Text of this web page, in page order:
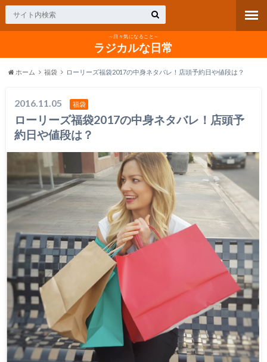
～日々気になること～
ラジカルな日常
ホーム 福袋 ローリーズ福袋2017の中身ネタバレ！店頭予約日や値段は？
2016.11.05 福袋
ローリーズ福袋2017の中身ネタバレ！店頭予
約日や値段は？